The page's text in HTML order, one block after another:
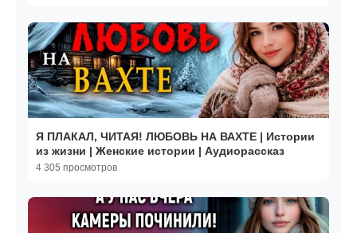
Я ПЛАКАЛ, ЧИТАЯ! ЛЮБОВЬ НА ВАХТЕ | Истории
из жизни | Женские истории | Аудиорассказ
4 305 просмотров